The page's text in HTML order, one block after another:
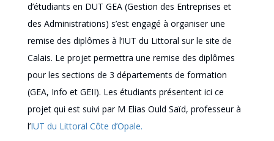
d’étudiants en DUT GEA (Gestion des Entreprises et
des Administrations) s’est engagé à organiser une
remise des diplômes à l’IUT du Littoral sur le site de
Calais. Le projet permettra une remise des diplômes
pour les sections de 3 départements de formation
(GEA, Info et GEII). Les étudiants présentent ici ce
projet qui est suivi par M Elias Ould Saïd, professeur à
l’IUT du Littoral Côte d’Opale.